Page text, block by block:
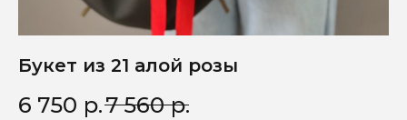
Букет из 21 алой розы
6 750 р.7 560 р.